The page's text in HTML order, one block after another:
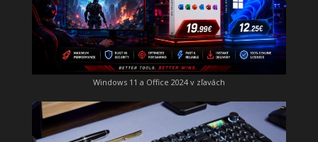
Windows 11 a Office 2024 v zľavách